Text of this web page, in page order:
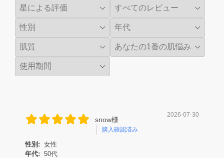
snow様
購入確認済み
2026-07-30
性別: 女性
年代: 50代